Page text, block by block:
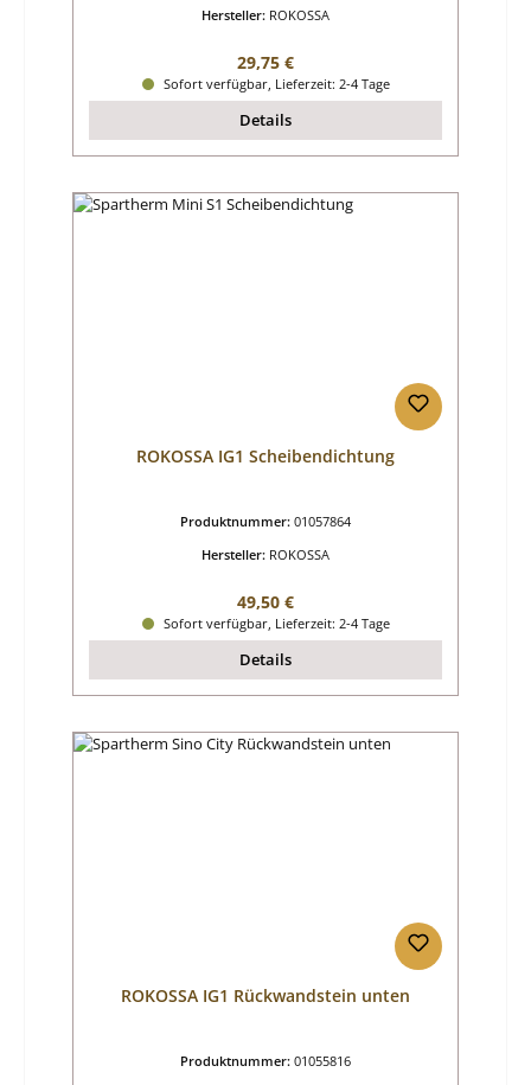
Hersteller: ROKOSSA
Regulärer Preis:
29,75 €
Sofort verfügbar, Lieferzeit: 2-4 Tage
Details
ROKOSSA IG1 Scheibendichtung
Produktnummer: 01057864
Hersteller: ROKOSSA
Regulärer Preis:
49,50 €
Sofort verfügbar, Lieferzeit: 2-4 Tage
Details
ROKOSSA IG1 Rückwandstein unten
Produktnummer: 01055816